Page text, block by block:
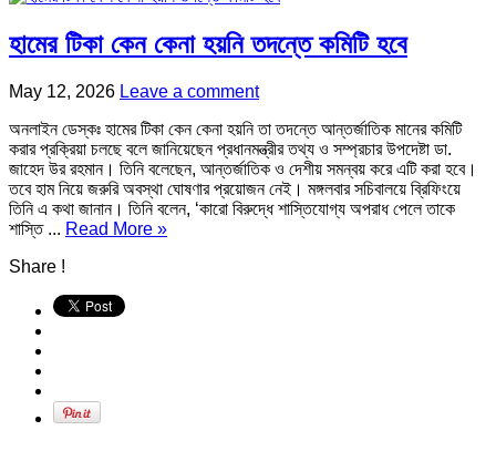
হামের টিকা কেন কেনা হয়নি তদন্তে কমিটি হবে
May 12, 2026 Leave a comment
অনলাইন ডেস্কঃ হামের টিকা কেন কেনা হয়নি তা তদন্তে আন্তর্জাতিক মানের কমিটি
করার প্রক্রিয়া চলছে বলে জানিয়েছেন প্রধানমন্ত্রীর তথ্য ও সম্প্রচার উপদেষ্টা ডা.
জাহেদ উর রহমান। তিনি বলেছেন, আন্তর্জাতিক ও দেশীয় সমন্বয় করে এটি করা হবে।
তবে হাম নিয়ে জরুরি অবস্থা ঘোষণার প্রয়োজন নেই। মঙ্গলবার সচিবালয়ে ব্রিফিংয়ে
তিনি এ কথা জানান। তিনি বলেন, ‘কারো বিরুদ্ধে শাস্তিযোগ্য অপরাধ পেলে তাকে
শাস্তি ... Read More »
Share !